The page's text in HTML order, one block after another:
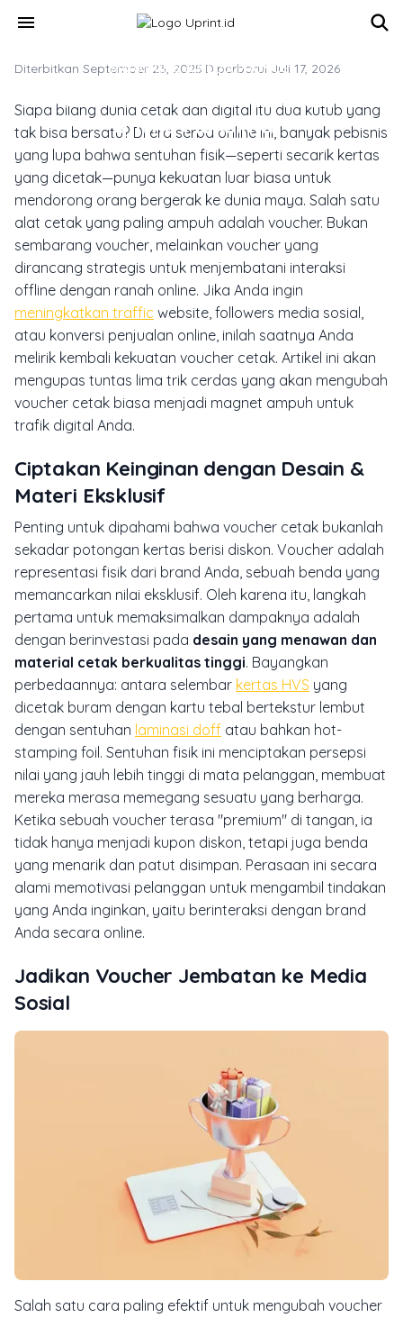
menu
MARKETING & MEDIA PROMOSI
5 Trik Voucher Cetak Untuk Trafik
Online Maksimal
Diterbitkan September 23, 2025 Diperbarui Juli 17, 2026
Siapa bilang dunia cetak dan digital itu dua kutub yang
tak bisa bersatu? Di era serba online ini, banyak pebisnis
yang lupa bahwa sentuhan fisik—seperti secarik kertas
yang dicetak—punya kekuatan luar biasa untuk
mendorong orang bergerak ke dunia maya. Salah satu
alat cetak yang paling ampuh adalah voucher. Bukan
sembarang voucher, melainkan voucher yang
dirancang strategis untuk menjembatani interaksi
offline dengan ranah online. Jika Anda ingin
meningkatkan traffic website, followers media sosial,
atau konversi penjualan online, inilah saatnya Anda
melirik kembali kekuatan voucher cetak. Artikel ini akan
mengupas tuntas lima trik cerdas yang akan mengubah
voucher cetak biasa menjadi magnet ampuh untuk
trafik digital Anda.
Ciptakan Keinginan dengan Desain &
Materi Eksklusif
Penting untuk dipahami bahwa voucher cetak bukanlah
sekadar potongan kertas berisi diskon. Voucher adalah
representasi fisik dari brand Anda, sebuah benda yang
memancarkan nilai eksklusif. Oleh karena itu, langkah
pertama untuk memaksimalkan dampaknya adalah
dengan berinvestasi pada desain yang menawan dan
material cetak berkualitas tinggi. Bayangkan
perbedaannya: antara selembar kertas HVS yang
dicetak buram dengan kartu tebal bertekstur lembut
dengan sentuhan laminasi doff atau bahkan hot-
stamping foil. Sentuhan fisik ini menciptakan persepsi
nilai yang jauh lebih tinggi di mata pelanggan, membuat
mereka merasa memegang sesuatu yang berharga.
Ketika sebuah voucher terasa "premium" di tangan, ia
tidak hanya menjadi kupon diskon, tetapi juga benda
yang menarik dan patut disimpan. Perasaan ini secara
alami memotivasi pelanggan untuk mengambil tindakan
yang Anda inginkan, yaitu berinteraksi dengan brand
Anda secara online.
Jadikan Voucher Jembatan ke Media
Sosial
Salah satu cara paling efektif untuk mengubah voucher